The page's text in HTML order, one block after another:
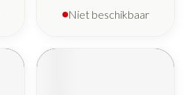
Niet beschikbaar